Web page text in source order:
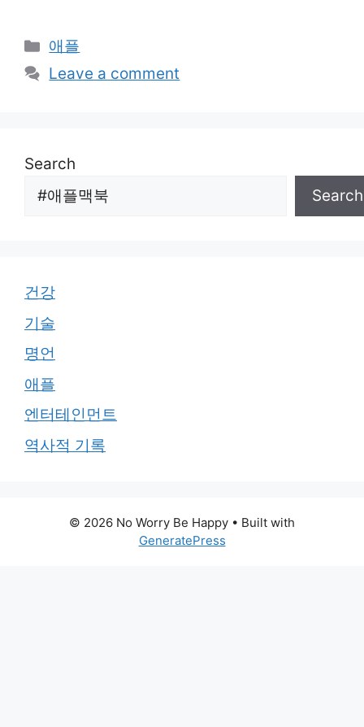
Categories
애플
Leave a comment
Search
Search
건강
기술
명언
애플
엔터테인먼트
역사적 기록
© 2026 No Worry Be Happy • Built with
GeneratePress